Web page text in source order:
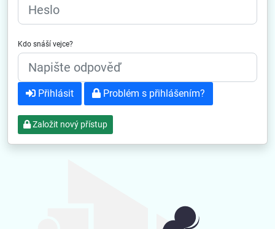
Kdo snáší vejce?
Přihlásit Problém s přihlášením?
Založit nový přístup